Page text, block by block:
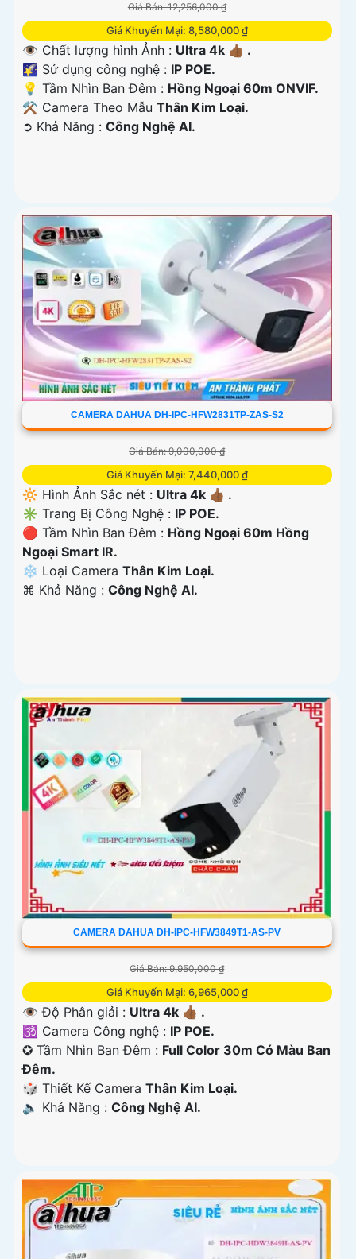
Giá Bán: 12,256,000 ₫
Giá Khuyến Mại: 8,580,000 ₫
👁 Chất lượng hình Ảnh : Ultra 4k 👍🏾 .
🌠 Sử dụng công nghệ : IP POE.
💡 Tầm Nhìn Ban Đêm : Hồng Ngoại 60m ONVIF.
⚒ Camera Theo Mẫu Thân Kim Loại.
️➲ Khả Năng : Công Nghệ AI.
CAMERA DAHUA DH-IPC-HFW2831TP-ZAS-S2
Giá Bán: 9,000,000 ₫
Giá Khuyến Mại: 7,440,000 ₫
🔆 Hình Ảnh Sắc nét : Ultra 4k 👍🏾 .
✳️ Trang Bị Công Nghệ : IP POE.
🔴 Tầm Nhìn Ban Đêm : Hồng Ngoại 60m Hồng
Ngoại Smart IR.
❄ Loại Camera Thân Kim Loại.
️⌘ Khả Năng : Công Nghệ AI.
CAMERA DAHUA DH-IPC-HFW3849T1-AS-PV
Giá Bán: 9,950,000 ₫
Giá Khuyến Mại: 6,965,000 ₫
👁 Độ Phân giải : Ultra 4k 👍🏾 .
🕉️ Camera Công nghệ : IP POE.
✪ Tầm Nhìn Ban Đêm : Full Color 30m Có Màu Ban
Đêm.
🎲 Thiết Kế Camera Thân Kim Loại.
️🔈 Khả Năng : Công Nghệ AI.